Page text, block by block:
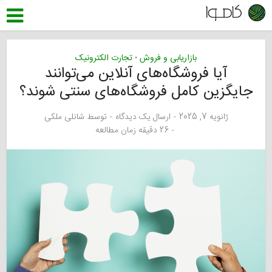
بازاریابی و فروش • تجارت الکترونیک
آیا فروشگاه‌های آنلاین می‌توانند
جایگزین کامل فروشگاه‌های سنتی شوند؟
ژانویه 7, 2025 ارسال یک دیدگاه توسط شانلی ملکی
26 دقیقه زمان مطالعه